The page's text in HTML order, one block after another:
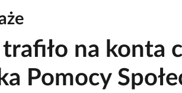
trafiło na konta
Pomocy